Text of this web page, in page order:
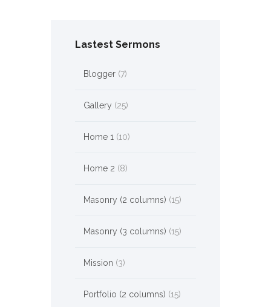
Lastest Sermons
Blogger(7)
Gallery (25)
Home 1 (10)
Home 2 (8)
Masonry (2 columns) (15)
Masonry (3 columns) (15)
Mission (3)
Portfolio (2 columns) (15)